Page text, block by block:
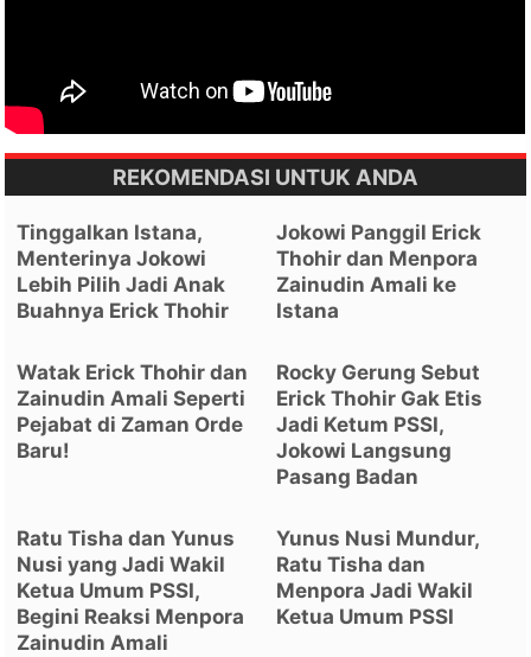
REKOMENDASI UNTUK ANDA
Tinggalkan Istana,
Menterinya Jokowi
Lebih Pilih Jadi Anak
Buahnya Erick Thohir
Jokowi Panggil Erick
Thohir dan Menpora
Zainudin Amali ke
Istana
Watak Erick Thohir dan
Zainudin Amali Seperti
Pejabat di Zaman Orde
Baru!
Rocky Gerung Sebut
Erick Thohir Gak Etis
Jadi Ketum PSSI,
Jokowi Langsung
Pasang Badan
Ratu Tisha dan Yunus
Nusi yang Jadi Wakil
Ketua Umum PSSI,
Begini Reaksi Menpora
Zainudin Amali
Yunus Nusi Mundur,
Ratu Tisha dan
Menpora Jadi Wakil
Ketua Umum PSSI